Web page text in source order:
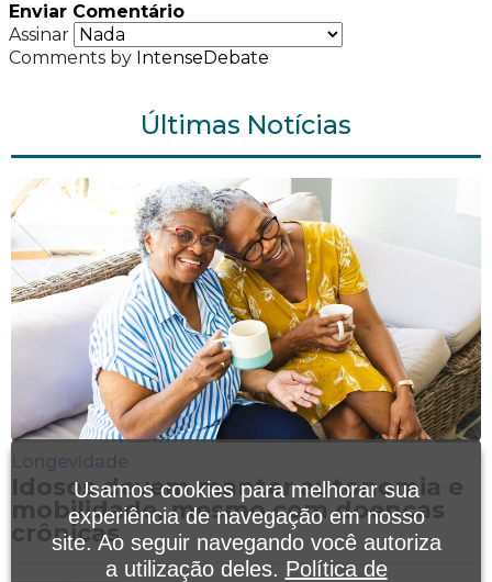
Enviar Comentário
Assinar
Comments by IntenseDebate
Últimas Notícias
Idosos devem manter autonomia e
mobilidade, mesmo com doenças
crônicas
Usamos cookies para melhorar sua
experiência de navegação em nosso
site. Ao seguir navegando você autoriza
a utilização deles. Política de